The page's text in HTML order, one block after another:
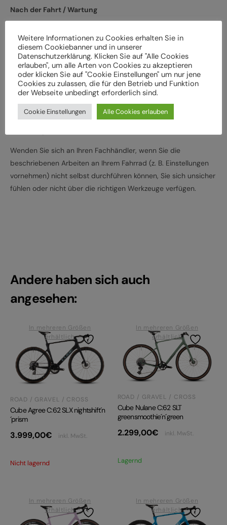
Nach der Fahrt / Wartung
der weiteren Verwendung durch einen Fachbetrieb
überprüft werden
Lassen Sie das Fahrrad entsprechend den
Herstellervorgaben regelmäßig von einem Fachbetrieb
überprüfen und warten, um Gefährdungen, z. B.
verschleißbedingt, zu vermeiden
Halten Sie die angegebenen Drehmomente (Nm) für die
Wenden Sie sich an Ihren Fachhändler, wenn Sie die
beschriebenen Arbeiten an Ihrem Fahrrad (z. B. Einstellungen
vornehmen) nicht selbst durchführen können, Sie sich unsicher
fühlen oder nicht über die richtigen Werkzeuge verfügen.
Andere haben sich auch
angesehen:
In mehreren Größen
erhältlich
ROAD / GRAVEL / CROSS
Cube Agree C:62 SLX nightshift´n
´prism
3.999,00€ inkl. MwSt.
Nicht lagernd
In mehreren Größen
erhältlich
ROAD / GRAVEL / CROSS
Cube Nulane C:62 SLT
greensmoothie´n´green
2.299,00€ inkl. MwSt.
Lagernd
In mehreren Größen
erhältlich
In mehreren Größen
erhältlich
Weitere Informationen zu Cookies erhalten Sie in
diesem Cookiebanner und in unserer
Datenschutzerklärung. Klicken Sie auf "Alle Cookies
erlauben", um alle Arten von Cookies zu akzeptieren
oder klicken Sie auf "Cookie Einstellungen" um nur jene
Cookies zu zulassen, die für den Betrieb und Funktion
der Webseite unbedingt erforderlich sind.
Cookie Einstellungen Alle Cookies erlauben